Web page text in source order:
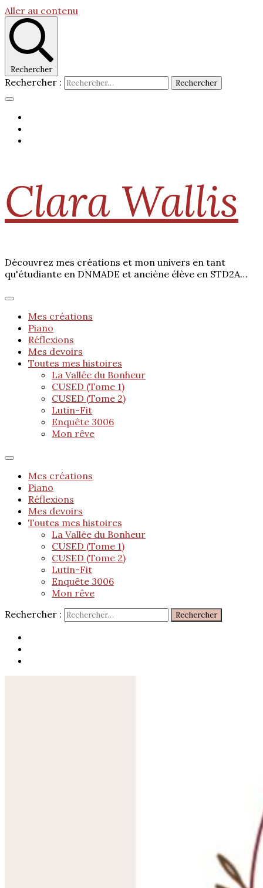
Aller au contenu
Rechercher
Rechercher :
Clara Wallis
Découvrez mes créations et mon univers en tant
qu'étudiante en DNMADE et anciène élève en STD2A…
Mes créations
Piano
Réflexions
Mes devoirs
Toutes mes histoires
La Vallée du Bonheur
CUSED (Tome 1)
CUSED (Tome 2)
Lutin-Fit
Enquête 3006
Mon rêve
Mes créations
Piano
Réflexions
Mes devoirs
Toutes mes histoires
La Vallée du Bonheur
CUSED (Tome 1)
CUSED (Tome 2)
Lutin-Fit
Enquête 3006
Mon rêve
Rechercher :